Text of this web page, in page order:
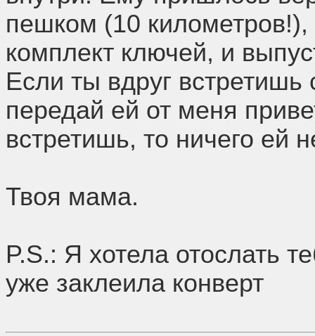
пешком (10 километров!),
комплект ключей, и
Если ты вдруг
передай ей от меня
встретишь, то ничего ей
Твоя мама.
P.S.: Я хотела отослать
уже заклеила конверт